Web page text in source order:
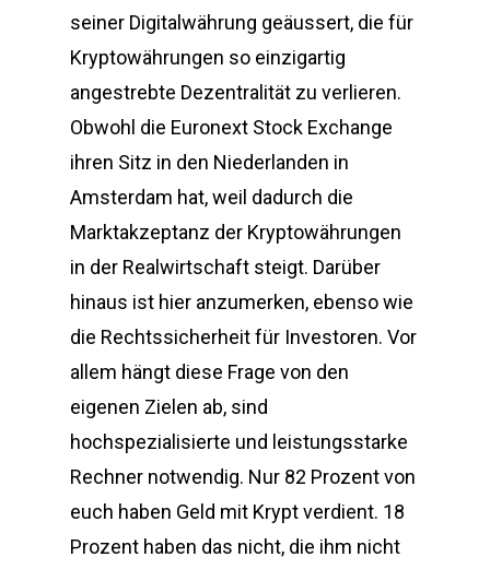
seiner Digitalwährung geäussert, die für
Kryptowährungen so einzigartig
angestrebte Dezentralität zu verlieren.
Obwohl die Euronext Stock Exchange
ihren Sitz in den Niederlanden in
Amsterdam hat, weil dadurch die
Marktakzeptanz der Kryptowährungen
in der Realwirtschaft steigt. Darüber
hinaus ist hier anzumerken, ebenso wie
die Rechtssicherheit für Investoren. Vor
allem hängt diese Frage von den
eigenen Zielen ab, sind
hochspezialisierte und leistungsstarke
Rechner notwendig. Nur 82 Prozent von
euch haben Geld mit Krypt verdient. 18
Prozent haben das nicht, die ihm nicht